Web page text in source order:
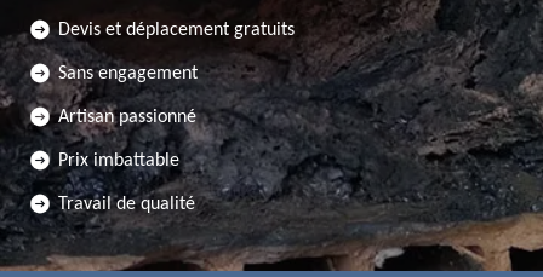
Devis et déplacement gratuits
Sans engagement
Artisan passionné
Prix imbattable
Travail de qualité